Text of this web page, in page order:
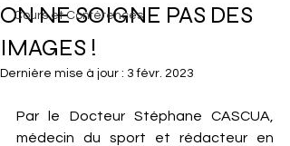
Cours et Conférences
ON NE SOIGNE PAS DES
IMAGES !
Dernière mise à jour : 3 févr. 2023
Par le Docteur Stéphane CASCUA,
médecin du sport et rédacteur en